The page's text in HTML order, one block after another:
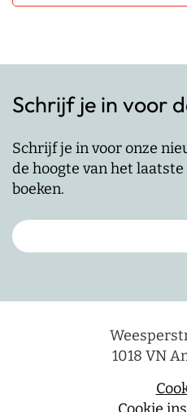
Schrijf je in voor
Schrijf je in voor onze
de hoogte van het
boeken.
1018 VN